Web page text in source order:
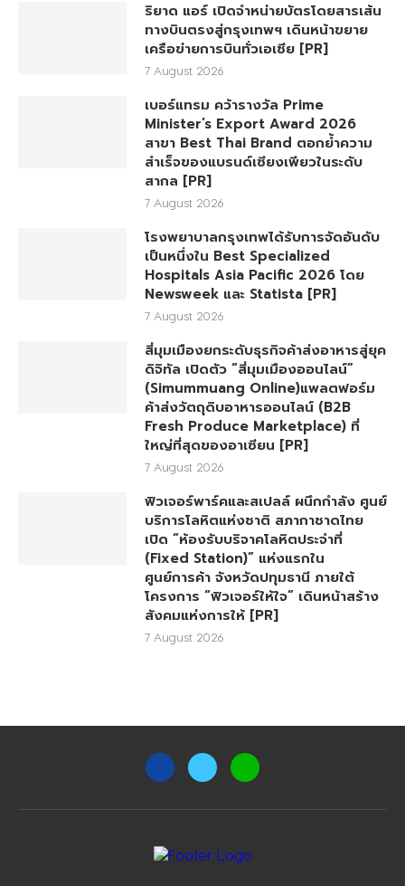
ริยาด แอร์ เปิดจำหน่ายบัตรโดยสารเส้น
ทางบินตรงสู่กรุงเทพฯ เดินหน้าขยาย
เครือข่ายการบินทั่วเอเชีย [PR]
7 August 2026
เบอร์แทรม คว้ารางวัล Prime
Minister’s Export Award 2026
สาขา Best Thai Brand ตอกย้ำความ
สำเร็จของแบรนด์เซียงเพียวในระดับ
สากล [PR]
7 August 2026
โรงพยาบาลกรุงเทพได้รับการจัดอันดับ
เป็นหนึ่งใน Best Specialized
Hospitals Asia Pacific 2026 โดย
Newsweek และ Statista [PR]
7 August 2026
สี่มุมเมืองยกระดับธุรกิจค้าส่งอาหารสู่ยุค
ดิจิทัล เปิดตัว “สี่มุมเมืองออนไลน์”
(Simummuang Online)แพลตฟอร์ม
ค้าส่งวัตถุดิบอาหารออนไลน์ (B2B
Fresh Produce Marketplace) ที่
ใหญ่ที่สุดของอาเซียน [PR]
7 August 2026
ฟิวเจอร์พาร์คและสเปลล์ ผนึกกำลัง ศูนย์
บริการโลหิตแห่งชาติ สภากาชาดไทย
เปิด “ห้องรับบริจาคโลหิตประจำที่
(Fixed Station)” แห่งแรกใน
ศูนย์การค้า จังหวัดปทุมธานี ภายใต้
โครงการ “ฟิวเจอร์ให้ใจ” เดินหน้าสร้าง
สังคมแห่งการให้ [PR]
7 August 2026